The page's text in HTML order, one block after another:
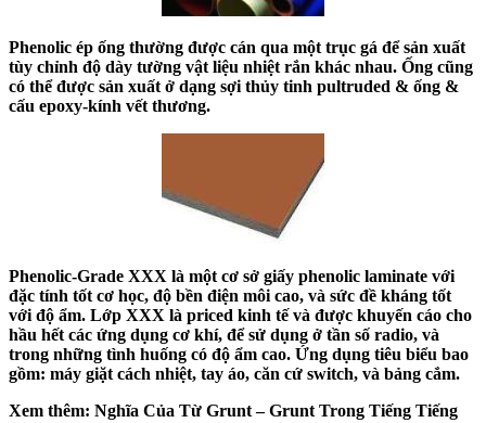
Phenolic ép ống thường được cán qua một trục gá để sản xuất
tùy chỉnh độ dày tường vật liệu nhiệt rắn khác nhau. Ống cũng
có thể được sản xuất ở dạng sợi thủy tinh pultruded & ống &
cấu epoxy-kính vết thương.
Phenolic-Grade XXX là một cơ sở giấy phenolic laminate với
đặc tính tốt cơ học, độ bền điện môi cao, và sức đề kháng tốt
với độ ẩm. Lớp XXX là priced kinh tế và được khuyến cáo cho
hầu hết các ứng dụng cơ khí, để sử dụng ở tần số radio, và
trong những tình huống có độ ẩm cao. Ứng dụng tiêu biểu bao
gồm: máy giặt cách nhiệt, tay áo, căn cứ switch, và bảng cắm.
Xem thêm: Nghĩa Của Từ Grunt – Grunt Trong Tiếng Tiếng